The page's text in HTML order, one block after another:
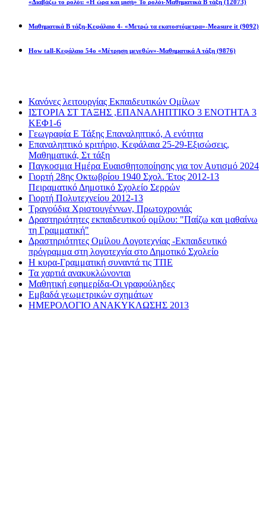
«Διαβάζω το ρολόι: «Η ώρα και μισή» Το ρολόι-Μαθηματικά Β τάξη (12073)
Μαθηματικά Β τάξη-Κεφάλαιο 4- «Μετρώ τα εκατοστόμετρα»-Measure it (9092)
How tall-Κεφάλαιο 54ο «Μέτρηση μεγεθών»-Μαθηματικά Α τάξη (9876)
Κανόνες λειτουργίας Εκπαιδευτικών Ομίλων
ΙΣΤΟΡΙΑ ΣΤ ΤΑΞΗΣ ,ΕΠΑΝΑΛΗΠΤΙΚΟ 3 ΕΝΟΤΗΤΑ 3
ΚΕΦ1-6
Γεωγραφία Ε Τάξης Επαναληπτικό, Α ενότητα
Επαναληπτικό κριτήριο, Κεφάλαια 25-29-Εξισώσεις,
Μαθηματικά, Στ τάξη
Παγκοσμια Ημέρα Ευαισθητοποίησης για τον Αυτισμό 2024
Γιορτή 28ης Οκτωβρίου 1940 Σχολ. Έτος 2012-13
Πειραματικό Δημοτικό Σχολείο Σερρών
Γιορτή Πολυτεχνείου 2012-13
Τραγούδια Χριστουγέννων, Πρωτοχρονιάς
Δραστηριότητες εκπαιδευτικού ομίλου: "Παίζω και μαθαίνω
τη Γραμματική"
Δραστηριότητες Ομίλου Λογοτεχνίας -Εκπαιδευτικό
πρόγραμμα στη λογοτεχνία στο Δημοτικό Σχολείο
Η κυρα-Γραμματική συναντά τις ΤΠΕ
Τα χαρτιά ανακυκλώνονται
Μαθητική εφημερίδα-Οι γραφούληδες
Εμβαδά γεωμετρικών σχημάτων
ΗΜΕΡΟΛΟΓΙΟ ΑΝΑΚΥΚΛΩΣΗΣ 2013